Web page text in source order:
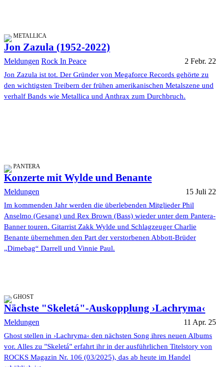
METALLICA
Jon Zazula (1952-2022)
Meldungen Rock In Peace 2 Febr. 22
Jon Zazula ist tot. Der Gründer von Megaforce Records gehörte zu
den wichtigsten Treibern der frühen amerikanischen Metalszene und
verhalf Bands wie Metallica und Anthrax zum Durchbruch.
PANTERA
Konzerte mit Wylde und Benante
Meldungen 15 Juli 22
Im kommenden Jahr werden die überlebenden Mitglieder Phil
Anselmo (Gesang) und Rex Brown (Bass) wieder unter dem Pantera-
Banner touren. Gitarrist Zakk Wylde und Schlagzeuger Charlie
Benante übernehmen den Part der verstorbenen Abbott-Brüder
„Dimebag“ Darrell und Vinnie Paul.
GHOST
Nächste "Skeletá"-Auskopplung ›Lachryma‹
Meldungen 11 Apr. 25
Ghost stellen in ›Lachryma‹ den nächsten Song ihres neuen Albums
vor. Alles zu "Skeletá" erfahrt ihr in der ausführlichen Titelstory von
ROCKS Magazin Nr. 106 (03/2025), das ab heute im Handel